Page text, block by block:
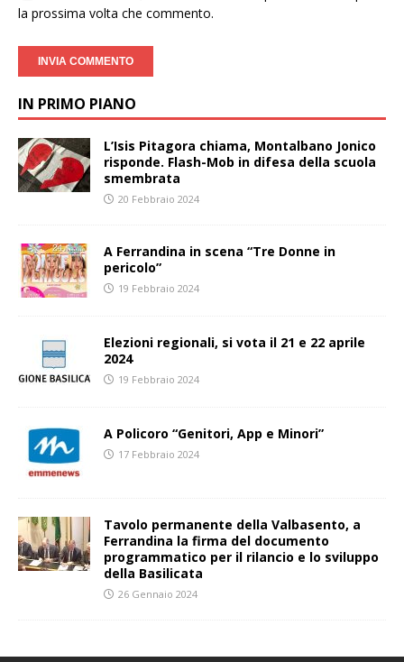
la prossima volta che commento.
IN PRIMO PIANO
L’Isis Pitagora chiama, Montalbano Jonico
risponde. Flash-Mob in difesa della scuola
smembrata
20 Febbraio 2024
A Ferrandina in scena “Tre Donne in
pericolo”
19 Febbraio 2024
Elezioni regionali, si vota il 21 e 22 aprile
2024
19 Febbraio 2024
A Policoro “Genitori, App e Minori”
17 Febbraio 2024
Tavolo permanente della Valbasento, a
Ferrandina la firma del documento
programmatico per il rilancio e lo sviluppo
della Basilicata
26 Gennaio 2024